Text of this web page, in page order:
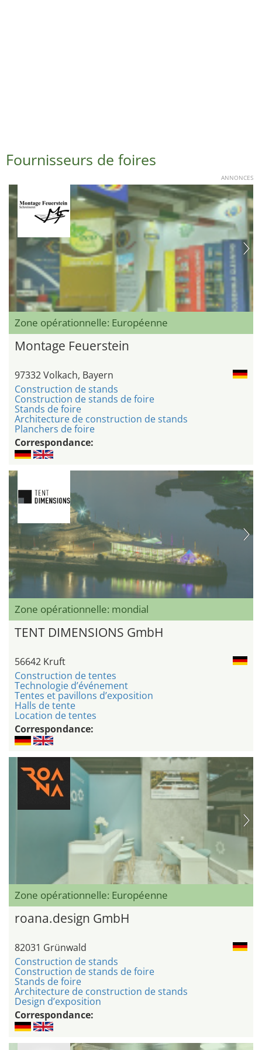
Fournisseurs de foires
ANNONCES
Zone opérationnelle: Européenne
Montage Feuerstein
97332 Volkach, Bayern
Construction de stands
Construction de stands de foire
Stands de foire
Architecture de construction de stands
Planchers de foire
Correspondance:
Zone opérationnelle: mondial
TENT DIMENSIONS GmbH
56642 Kruft
Construction de tentes
Technologie d’événement
Tentes et pavillons d’exposition
Halls de tente
Location de tentes
Correspondance:
Zone opérationnelle: Européenne
roana.design GmbH
82031 Grünwald
Construction de stands
Construction de stands de foire
Stands de foire
Architecture de construction de stands
Design d’exposition
Correspondance: